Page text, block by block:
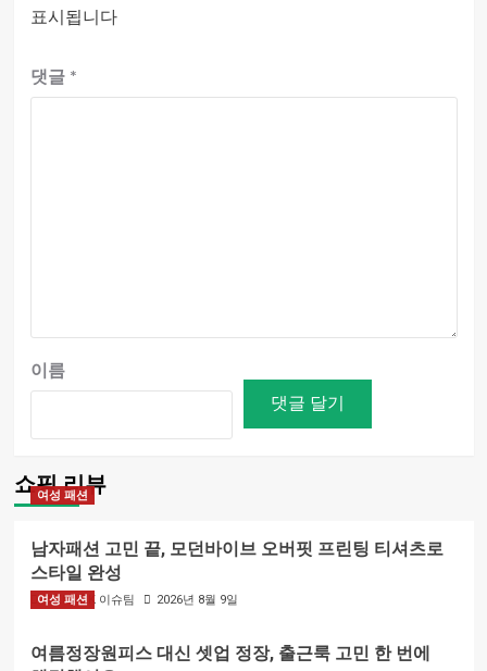
표시됩니다
댓글 *
이름
쇼핑 리뷰
여성 패션
남자패션 고민 끝, 모던바이브 오버핏 프린팅 티셔츠로
스타일 완성
BIZMARK 이슈팀 2026년 8월 9일
여성 패션
여름정장원피스 대신 셋업 정장, 출근룩 고민 한 번에